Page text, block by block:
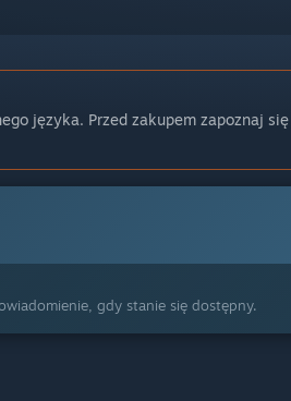
języka. Przed zakupem zapoznaj
gdy stanie się dostępny.